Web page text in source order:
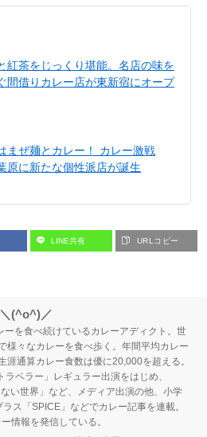
紅茶をじっくり堪能。名店の味を
間借りカレー店が東新宿にオープ
まぜ麺とカレー！ カレー激戦
原に新たな個性派店が誕生
LINE共有 URLコピー
(^o^)／
ーを食べ続けているカレーアディクト。世
様々なカレーを食べ歩く。年間平均カレー
涯通算カレー食数は優に20,000を超える。
ベラー」レギュラー出演をはじめ、
い世界」など、メディア出演の他、小学
ス「SPICE」などでカレー記事を連載。
情報を発信している。